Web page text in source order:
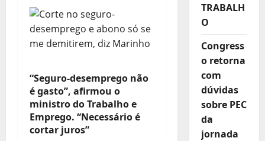
“Seguro-desemprego não
é gasto”, afirmou o
ministro do Trabalho e
Emprego. “Necessário é
cortar juros”
TRABALH
O
Congress
o retorna
com
dúvidas
sobre PEC
da
jornada